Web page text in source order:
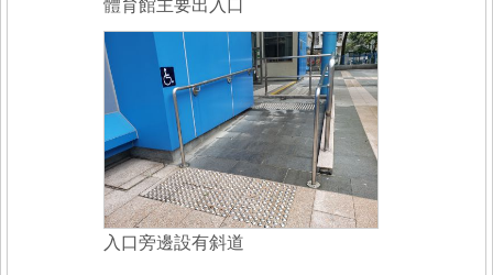
體育館主要出入口
入口旁邊設有斜道